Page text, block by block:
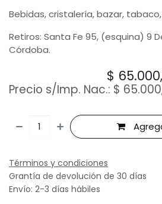
Bebidas, cristalería, bazar,
Retiros: Santa Fe 95, (esquina) 9
Córdoba.
$
Precio s/Imp. Nac.: $
Términos y condiciones
Grantía de devolución de 30 días
Envío: 2-3 días hábiles